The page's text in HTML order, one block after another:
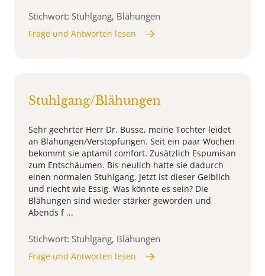
Stichwort: Stuhlgang, Blähungen
Frage und Antworten lesen
Stuhlgang/Blähungen
Sehr geehrter Herr Dr. Busse, meine Tochter leidet
an Blähungen/Verstopfungen. Seit ein paar Wochen
bekommt sie aptamil comfort. Zusätzlich Espumisan
zum Entschäumen. Bis neulich hatte sie dadurch
einen normalen Stuhlgang. Jetzt ist dieser Gelblich
und riecht wie Essig. Was könnte es sein? Die
Blähungen sind wieder stärker geworden und
Abends f ...
Stichwort: Stuhlgang, Blähungen
Frage und Antworten lesen